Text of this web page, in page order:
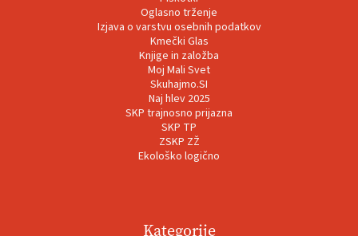
Oglasno trženje
Izjava o varstvu osebnih podatkov
Kmečki Glas
Knjige in založba
Moj Mali Svet
Skuhajmo.SI
Naj hlev 2025
SKP trajnosno prijazna
SKP TP
ZSKP ZŽ
Ekološko logično
Kategorije